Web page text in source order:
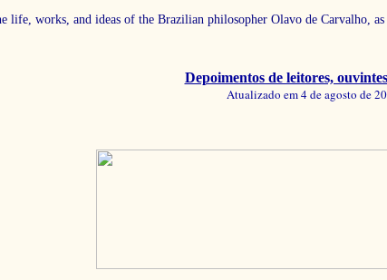
life, works, and ideas of the Brazilian philosopher Olavo de Carvalho,
Depoimentos de leitores,
Atualizado em 4 de agosto de